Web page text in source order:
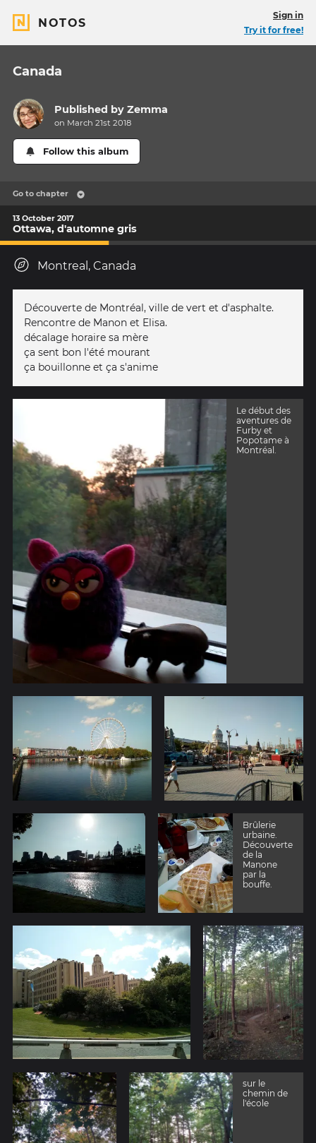
NOTOS
Sign in
Try it for free!
Canada
Published byZemma
on March 21st 2018
Follow this album
Go to chapter
13 October 2017
Ottawa, d'automne gris
Montreal, Canada
Découverte de Montréal, ville de vert et d'asphalte.
Rencontre de Manon et Elisa.
décalage horaire sa mère
ça sent bon l'été mourant
ça bouillonne et ça s'anime
Le début des
aventures de
Furby et
Popotame à
Montréal.
Brûlerie
urbaine.
Découverte
de la
Manone
par la
bouffe.
sur le
chemin de
l'école